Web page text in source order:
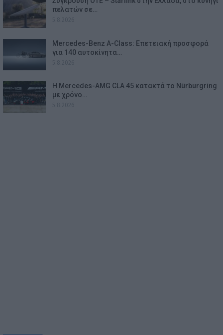
πελατών σε…
Mercedes-Benz A-Class: Επετειακή προσφορά
για 140 αυτοκίνητα…
Η Mercedes-AMG CLA 45 κατακτά το Nürburgring
με χρόνο…